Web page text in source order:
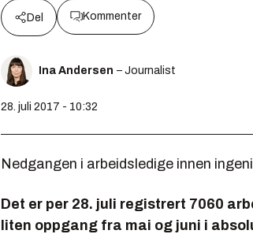
Del Kommenter
Ina Andersen – Journalist
28. juli 2017 - 10:32
Nedgangen i arbeidsledige innen
Det er per 28. juli registrert 7060
liten oppgang fra mai og juni i